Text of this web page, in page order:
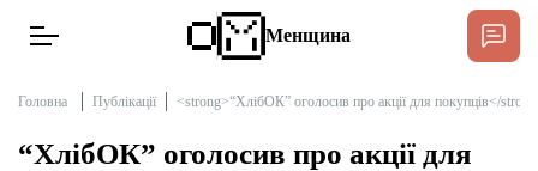
Менщина
Головна Публікації <strong>“ХлібОК” оголосив про акції для покупців</
“ХлібОК” оголосив про акції для